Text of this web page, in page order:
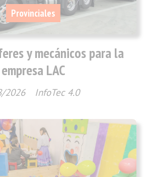
y mecánicos para la
empresa LAC
InfoTec 4.0
Provinciales
2026